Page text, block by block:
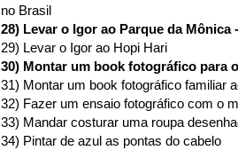
no Brasil
28) Levar o Igor ao Parque da Mônica
29) Levar o Igor ao Hopi Hari
30) Montar um book fotográfico para
31) Montar um book fotográfico familiar
32) Fazer um ensaio fotográfico com o
33) Mandar costurar uma roupa
34) Pintar de azul as pontas do cabelo